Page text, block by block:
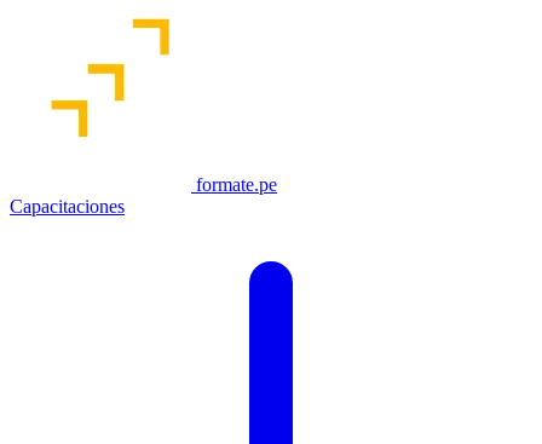
formate.pe
Capacitaciones